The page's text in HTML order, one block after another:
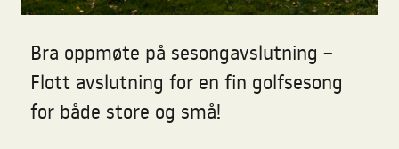
Bra oppmøte på sesongavslutning –
Flott avslutning for en fin golfsesong
for både store og små!